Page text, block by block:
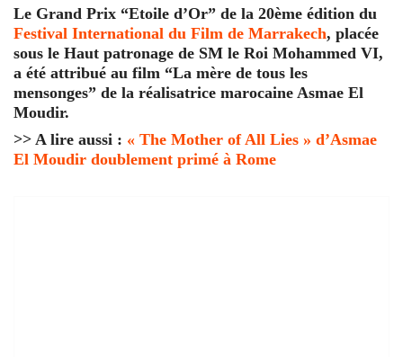
Le Grand Prix “Etoile d’Or” de la 20ème édition du
Festival International du Film de Marrakech, placée
sous le Haut patronage de SM le Roi Mohammed VI,
a été attribué au film “La mère de tous les
mensonges” de la réalisatrice marocaine Asmae El
Moudir.
>> A lire aussi : « The Mother of All Lies » d’Asmae
El Moudir doublement primé à Rome